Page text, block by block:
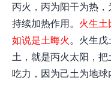
丙火，丙为阳干为热
持续加热作用。 火生土
如说是土晦火 。火生
土，就是丙火太阳，
吃力，因为己土为地球